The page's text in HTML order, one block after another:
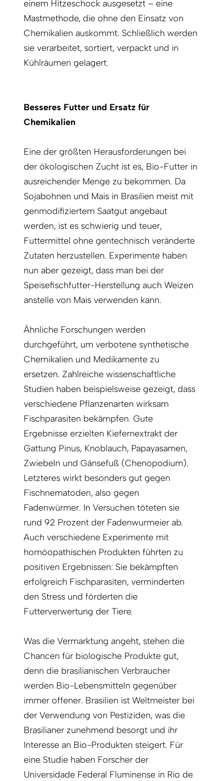
einem Hitzeschock ausgesetzt – eine
Mastmethode, die ohne den Einsatz von
Chemikalien auskommt. Schließlich werden
sie verarbeitet, sortiert, verpackt und in
Kühlräumen gelagert.
Besseres Futter und Ersatz für
Chemikalien
Eine der größten Herausforderungen bei
der ökologischen Zucht ist es, Bio-Futter in
ausreichender Menge zu bekommen. Da
Sojabohnen und Mais in Brasilien meist mit
genmodifiziertem Saatgut angebaut
werden, ist es schwierig und teuer,
Futtermittel ohne gentechnisch veränderte
Zutaten herzustellen. Experimente haben
nun aber gezeigt, dass man bei der
Speisefischfutter-Herstellung auch Weizen
anstelle von Mais verwenden kann.
Ähnliche Forschungen werden
durchgeführt, um verbotene synthetische
Chemikalien und Medikamente zu
ersetzen. Zahlreiche wissenschaftliche
Studien haben beispielsweise gezeigt, dass
verschiedene Pflanzenarten wirksam
Fischparasiten bekämpfen. Gute
Ergebnisse erzielten Kiefernextrakt der
Gattung Pinus, Knoblauch, Papayasamen,
Zwiebeln und Gänsefuß (Chenopodium).
Letzteres wirkt besonders gut gegen
Fischnematoden, also gegen
Fadenwürmer. In Versuchen töteten sie
rund 92 Prozent der Faden­wurmeier ab.
Auch verschiedene Experimente mit
homöopathischen Produkten führten zu
positiven Ergebnissen: Sie bekämpften
erfolgreich Fischparasiten, verminderten
den Stress und förderten die
Futterverwertung der Tiere.
Was die Vermarktung angeht, stehen die
Chancen für biologische Produkte gut,
denn die brasilianischen Verbraucher
werden Bio-Lebensmitteln gegenüber
immer offener. Brasilien ist Weltmeister bei
der Verwendung von Pestiziden, was die
Brasilianer zunehmend besorgt und ihr
Interesse an Bio-Produkten steigert. Für
eine Studie haben Forscher der
Universidade Federal Fluminense in Rio de